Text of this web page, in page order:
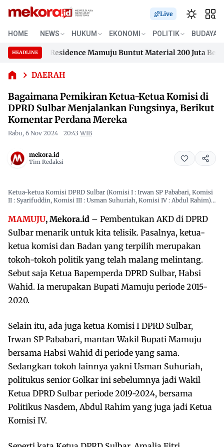
Live
HOME NEWS HUKUM EKONOMI POLITIK BUDAYA
HEADLINEResidence Mamuju Buntut Material 200 Juta Belum
Residence Mamuju Buntut Material 200 Juta Belum
DAERAH
Pemikiran
Komisi di
Menjalankan
Berikut
Komentar
Perdana
Bagaimana Pemikiran Ketua-Ketua Komisi di
DPRD Sulbar Menjalankan Fungsinya, Berikut
Komentar Perdana Mereka
Rabu, 6 Nov 2024 20:43 WIB
mekora.id
Tim Redaksi
Ketua-ketua Komisi DPRD Sulbar (Komisi I : Irwan SP Pababari, Komisi
II : Syarifuddin, Komisi III : Usman Suhuriah, Komisi IV : Abdul Rahim).
MAMUJU, Mekora.id – Pembentukan AKD di DPRD
Sulbar menarik untuk kita telisik. Pasalnya, ketua-
ketua komisi dan Badan yang terpilih merupakan
tokoh-tokoh politik yang telah malang melintang.
Sebut saja Ketua Bapemperda DPRD Sulbar, Habsi
Wahid. Ia merupakan Bupati Mamuju periode 2015-
2020.
Selain itu, ada juga ketua Komisi I DPRD Sulbar,
Irwan SP Pababari, mantan Wakil Bupati Mamuju
bersama Habsi Wahid di periode yang sama.
Sedangkan tokoh lainnya yakni Usman Suhuriah,
politukus senior Golkar ini sebelumnya jadi Wakil
Ketua DPRD Sulbar periode 2019-2024, bersama
Politikus Nasdem, Abdul Rahim yang juga jadi Ketua
Komisi IV.